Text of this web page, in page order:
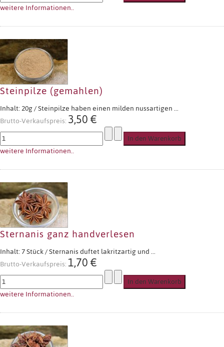
weitere Informationen..
Steinpilze (gemahlen)
Inhalt: 20g / Steinpilze haben einen milden nussartigen ...
Brutto-Verkaufspreis:3,50 €
weitere Informationen..
Sternanis ganz handverlesen
Inhalt: 7 Stück / Sternanis duftet lakritzartig und ...
Brutto-Verkaufspreis:1,70 €
weitere Informationen..